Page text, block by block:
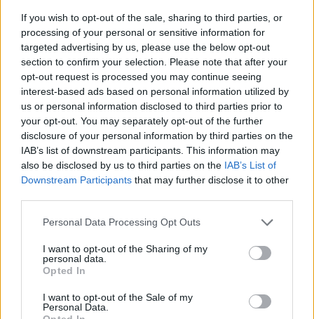
If you wish to opt-out of the sale, sharing to third parties, or
processing of your personal or sensitive information for
targeted advertising by us, please use the below opt-out
section to confirm your selection. Please note that after your
opt-out request is processed you may continue seeing
interest-based ads based on personal information utilized by
us or personal information disclosed to third parties prior to
your opt-out. You may separately opt-out of the further
disclosure of your personal information by third parties on the
IAB’s list of downstream participants. This information may
also be disclosed by us to third parties on the IAB’s List of
Downstream Participants that may further disclose it to other
Please note that this website/app uses one or more Google
not limited to your visit or usage behaviour. You may click to
grant or deny consent to Google and its third-party tags to
use your data for below specified purposes in below Google
consent section.
Personal Data Processing Opt Outs
I want to opt-out of the Sharing of my
personal data.
Opted In
I want to opt-out of the Sale of my
Personal Data.
i potenziali beneficiari si informino adeguatamente
e approfittino di questa chance per dare vita ai
propri progetti nel mondo dell’agricoltura.
AUTORE
AiAdhubMedia